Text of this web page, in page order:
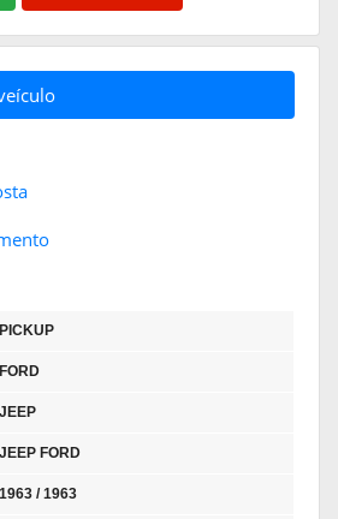
PICKUP
FORD
JEEP
JEEP FORD
1963 / 1963